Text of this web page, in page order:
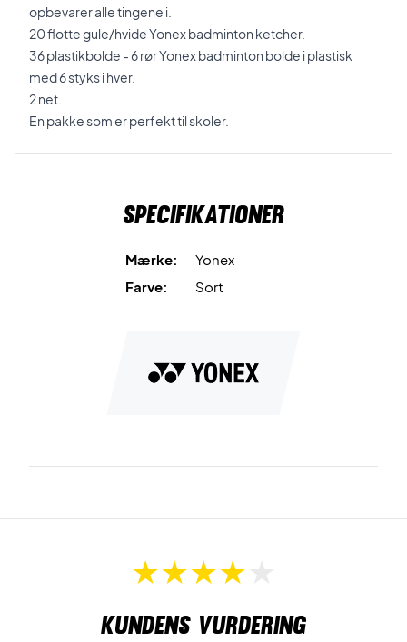
opbevarer alle tingene i.
20 flotte gule/hvide Yonex badminton ketcher.
36 plastikbolde - 6 rør Yonex badminton bolde i plastisk
med 6 styks i hver.
2 net.
En pakke som er perfekt til skoler.
Specifikationer
Mærke:
Yonex
Farve:
Sort
Kundens vurdering